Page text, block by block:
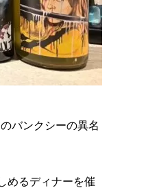
バンクシーの異名
めるディナーを催